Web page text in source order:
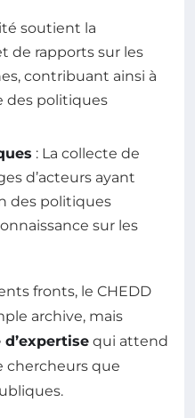
soutient la
de rapports sur les
contribuant ainsi à
des politiques
: La collecte de
d’acteurs ayant
des politiques
sur les
fronts, le CHEDD
archive, mais
d’expertise qui attend
chercheurs que